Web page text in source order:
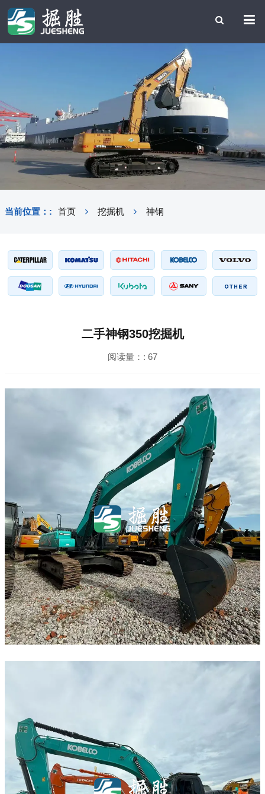
当前位置：: 首页 挖掘机 神钢
二手神钢350挖掘机
阅读量：: 67